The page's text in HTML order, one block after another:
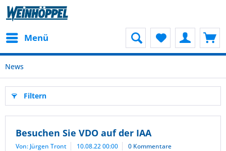
Menü
News
Filtern
Besuchen Sie VDO auf der IAA
Von: Jürgen Tront 10.08.22 00:00 0 Kommentare